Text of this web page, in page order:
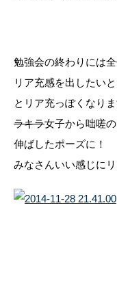
勉強会の終わりには
リア充感を出したい
とリア充っぽくなり
ラキラ女子から咄嗟
伸ばしたポーズに！
みなさんいい感じに